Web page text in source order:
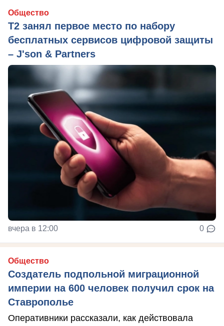
Общество
Т2 занял первое место по набору
бесплатных сервисов цифровой защиты
– J'son & Partners
вчера в 12:00 0
Общество
Создатель подпольной миграционной
империи на 600 человек получил срок на
Ставрополье
Оперативники рассказали, как действовала